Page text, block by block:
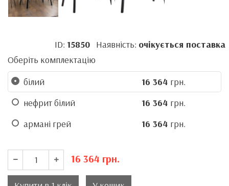
ID: 15850Наявність: очікується поставка
Оберіть комплектацію
білий
16 364 грн.
нефрит білий
16 364 грн.
армані грей
16 364 грн.
16 364 грн.